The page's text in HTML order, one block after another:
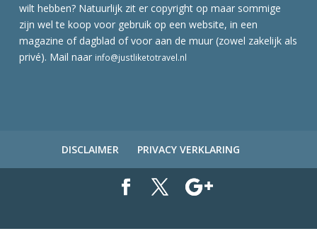
wilt hebben? Natuurlijk zit er copyright op maar sommige
zijn wel te koop voor gebruik op een website, in een
magazine of dagblad of voor aan de muur (zowel zakelijk als
privé). Mail naar info@justliketotravel.nl
DISCLAIMER PRIVACY VERKLARING